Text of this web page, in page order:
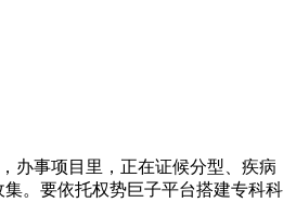
办事项目里，正在证候分型、疾病
。要依托权势巨子平台搭建专科科